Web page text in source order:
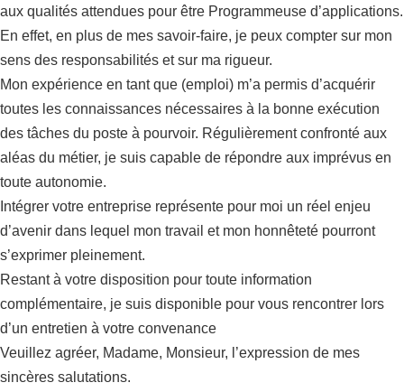
aux qualités attendues pour être Programmeuse d’applications.
En effet, en plus de mes savoir-faire, je peux compter sur mon
sens des responsabilités et sur ma rigueur.
Mon expérience en tant que (emploi) m’a permis d’acquérir
toutes les connaissances nécessaires à la bonne exécution
des tâches du poste à pourvoir. Régulièrement confronté aux
aléas du métier, je suis capable de répondre aux imprévus en
toute autonomie.
Intégrer votre entreprise représente pour moi un réel enjeu
d’avenir dans lequel mon travail et mon honnêteté pourront
s’exprimer pleinement.
Restant à votre disposition pour toute information
complémentaire, je suis disponible pour vous rencontrer lors
d’un entretien à votre convenance
Veuillez agréer, Madame, Monsieur, l’expression de mes
sincères salutations.